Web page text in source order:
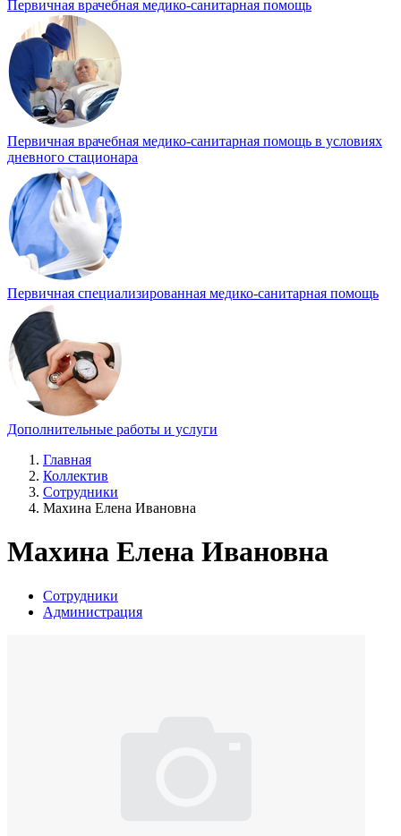
Первичная врачебная медико-санитарная помощь
Первичная врачебная медико-санитарная помощь в условиях
дневного стационара
Первичная специализированная медико-санитарная помощь
Дополнительные работы и услуги
Главная
Коллектив
Сотрудники
Махина Елена Ивановна
Махина Елена Ивановна
Сотрудники
Администрация